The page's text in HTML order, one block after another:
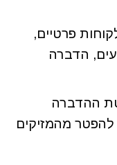
פרטיים,
הדברה
ההדברה
להפטר מהמזיקים